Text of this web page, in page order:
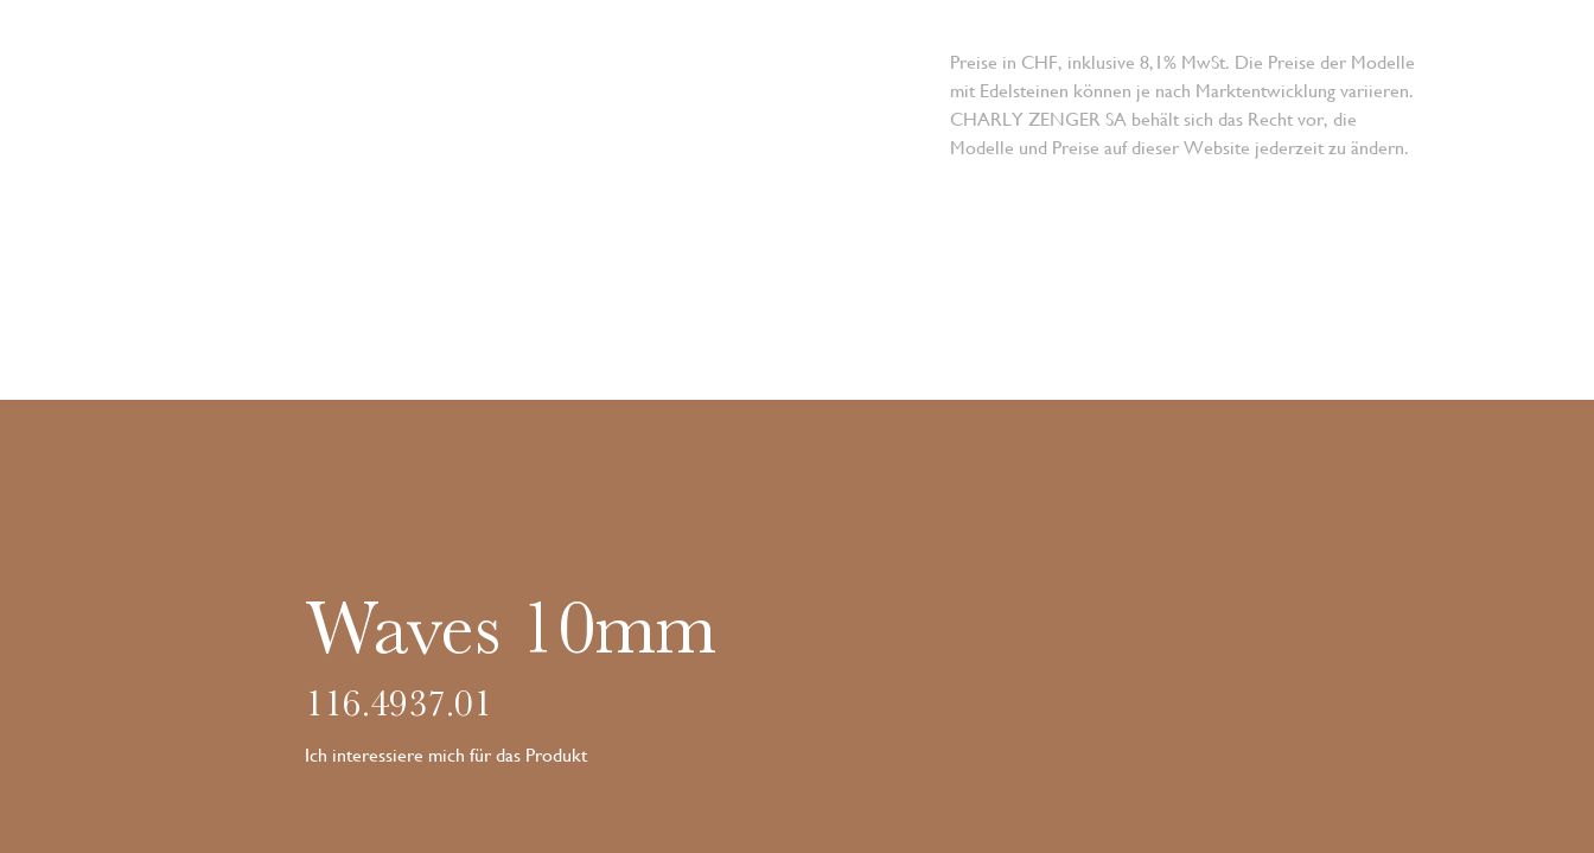
Preise in CHF, inklusive 8,1% MwSt. Die Preise der Modelle
mit Edelsteinen können je nach Marktentwicklung variieren.
CHARLY ZENGER SA behält sich das Recht vor, die
Modelle und Preise auf dieser Website jederzeit zu ändern.
Waves 10mm
116.4937.01
Ich interessiere mich für das Produkt